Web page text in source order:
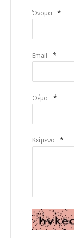
Όνομα *
Email *
Θέμα *
Κείμενο *